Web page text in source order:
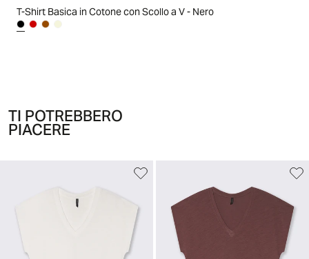
T-Shirt Basica in Cotone con Scollo a V - Nero
TI POTREBBERO
PIACERE